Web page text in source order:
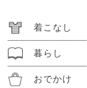
着こなし
暮らし
おでかけ